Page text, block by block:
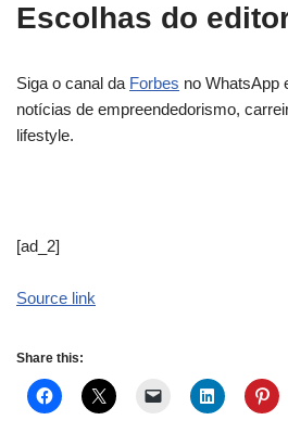
Escolhas do
Siga o canal da Forbes no WhatsApp
notícias de empreendedorismo,
lifestyle.
[ad_2]
Source link
Share this: